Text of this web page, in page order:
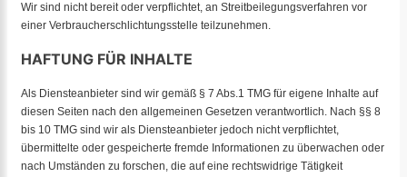
Wir sind nicht bereit oder verpflichtet, an Streitbeilegungsverfahren vor
einer Verbraucherschlichtungsstelle teilzunehmen.
HAFTUNG FÜR INHALTE
Als Diensteanbieter sind wir gemäß § 7 Abs.1 TMG für eigene Inhalte auf
diesen Seiten nach den allgemeinen Gesetzen verantwortlich. Nach §§ 8
bis 10 TMG sind wir als Diensteanbieter jedoch nicht verpflichtet,
übermittelte oder gespeicherte fremde Informationen zu überwachen oder
nach Umständen zu forschen, die auf eine rechtswidrige Tätigkeit